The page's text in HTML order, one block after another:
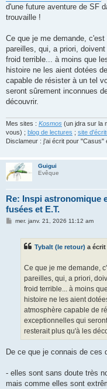
g
d'une future aventure de SF
trouvaille !
Ce que je me demande,
pareilles, qui, a priori,
froid terrible... à moins que
histoire ne les aient dotées
capable de résister à un tel
seront sûrement inconnues
découvrir.
Mes sites : Kosmos (un jdra sur la
vous) ; blog de lectures ; site
Disclameur : j'ai écrit pour "Casus"
Guigui
Evêque
Re: Inspi astronomique
fusées et E.T.
Mmer. janv. 21, 2026 11:12 am
Tybalt (le retour) a écrit
Ce que je me demande,
pareilles, qui, a priori,
froid terrible... à moins
histoire ne les aient
atmosphère capable de
exceptionnelles qui
resterait plus qu'à les
De ce que je connais de ces
- elles sont sans doute très
mais comme elles sont